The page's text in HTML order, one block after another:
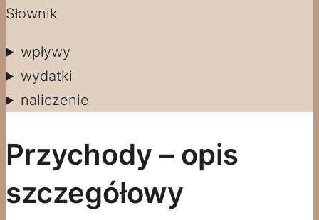
Słownik
wpływy
wydatki
naliczenie
Przychody – opis
szczegółowy